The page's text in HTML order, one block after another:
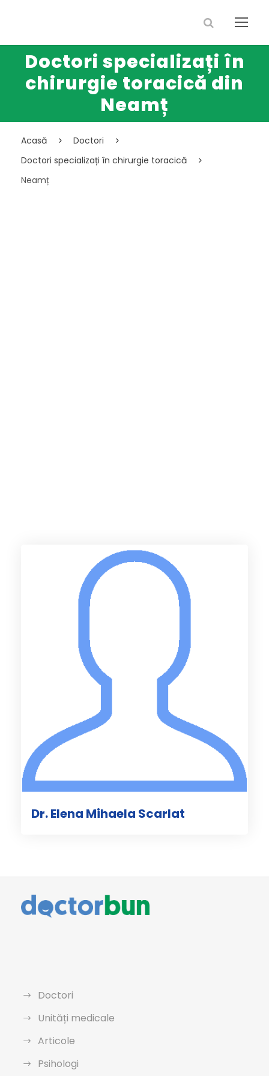
Doctori specializați în
chirurgie toracică din
Neamț
Acasă
Doctori
Doctori specializați în chirurgie toracică
Neamț
Dr. Elena Mihaela Scarlat
Doctori
Unități medicale
Articole
Psihologi